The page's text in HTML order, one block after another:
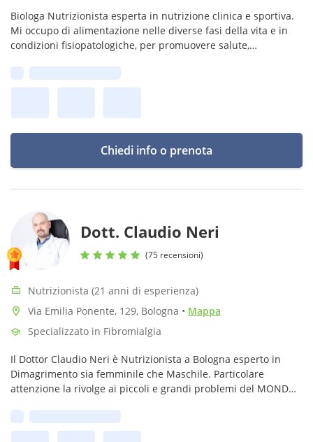
Biologa Nutrizionista esperta in nutrizione clinica e sportiva.
Mi occupo di alimentazione nelle diverse fasi della vita e in
condizioni fisiopatologiche, per promuovere salute,
Chiedi info o prenota
Dott. Claudio Neri
(75 recensioni)
Nutrizionista (21 anni di esperienza)
Via Emilia Ponente, 129, Bologna • Mappa
Specializzato in Fibromialgia
Il Dottor Claudio Neri è Nutrizionista a Bologna esperto in
Dimagrimento sia femminile che Maschile. Particolare
attenzione la rivolge ai piccoli e grandi problemi del MONDO